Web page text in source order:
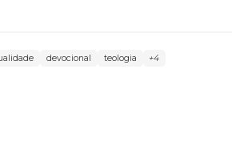
devocional teologia +4